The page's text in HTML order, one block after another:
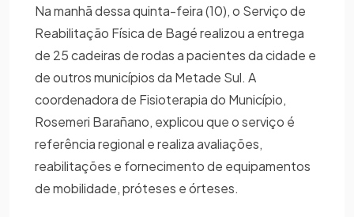
Na manhã dessa quinta-feira (10), o Serviço de
Reabilitação Física de Bagé realizou a entrega
de 25 cadeiras de rodas a pacientes da cidade e
de outros municípios da Metade Sul. A
coordenadora de Fisioterapia do Município,
Rosemeri Barañano, explicou que o serviço é
referência regional e realiza avaliações,
reabilitações e fornecimento de equipamentos
de mobilidade, próteses e órteses.